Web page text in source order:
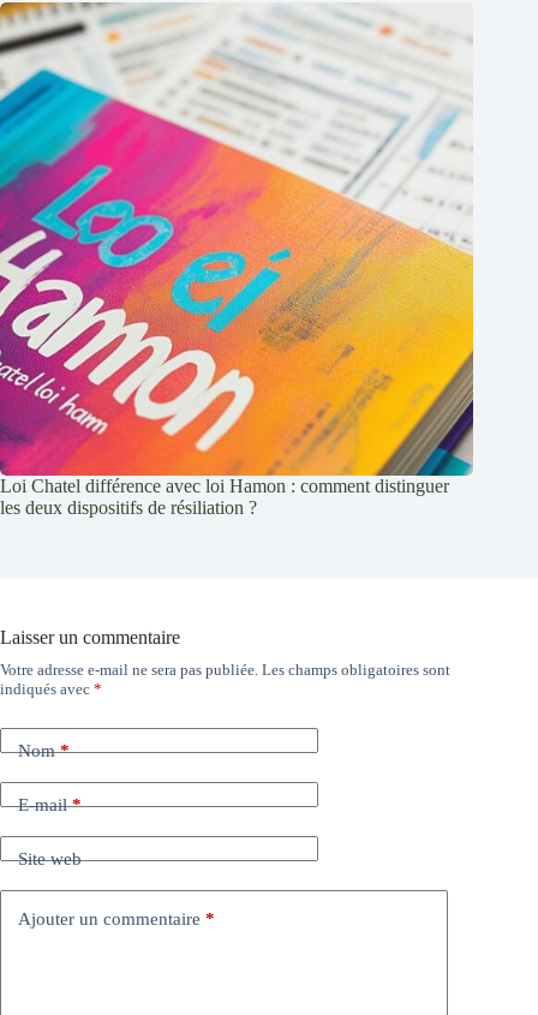
Loi Chatel différence avec loi Hamon : comment distinguer
les deux dispositifs de résiliation ?
Laisser un commentaire
Votre adresse e-mail ne sera pas publiée. Les champs obligatoires sont
indiqués avec *
Nom*
E-mail*
Site web
Ajouter un commentaire *